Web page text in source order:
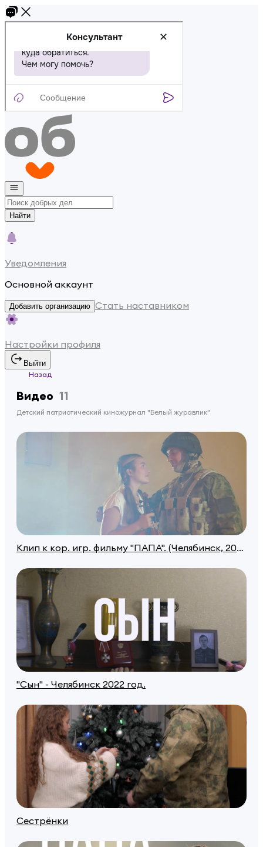
Найти
Уведомления
Основной аккаунт
Добавить организацию Стать наставником
Настройки профиля
Выйти
Назад
Видео 11
Детский патриотический киножурнал "Белый журавлик"
Клип к кор. игр. фильму "ПАПА". (Челябинск, 2022)
"Сын" - Челябинск 2022 год.
Сестрёнки